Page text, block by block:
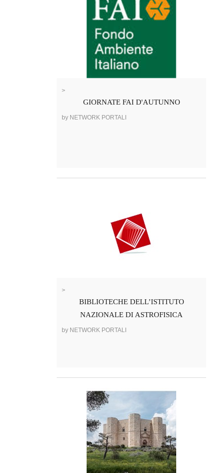
>
GIORNATE FAI D'AUTUNNO
by NETWORK PORTALI
>
BIBLIOTECHE DELL’ISTITUTO
NAZIONALE DI ASTROFISICA
by NETWORK PORTALI